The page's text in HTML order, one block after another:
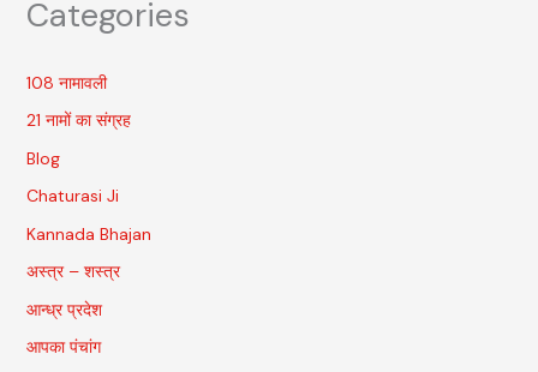
Categories
108 नामावली
21 नामों का संग्रह
Blog
Chaturasi Ji
Kannada Bhajan
अस्त्र – शस्त्र
आन्ध्र प्रदेश
आपका पंचांग